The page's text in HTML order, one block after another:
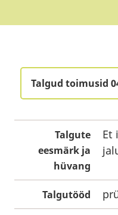
Talgud toimusid
Talgute
eesmärk ja
hüvang
Et
Talgutööd